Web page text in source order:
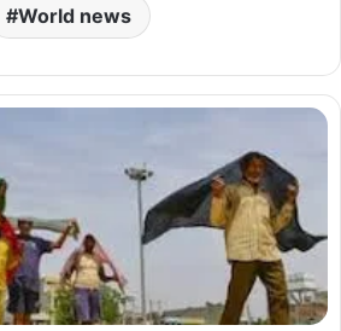
World news